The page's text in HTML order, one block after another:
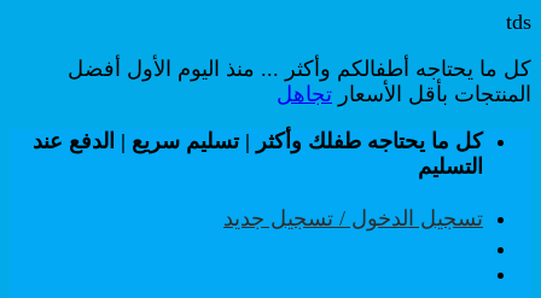
tds
كل ما يحتاجه أطفالكم وأكثر ... منذ اليوم الأول أفضل
المنتجات بأقل الأسعار تجاهل
تخطي
للمحتوى
كل ما يحتاجه طفلك وأكثر | تسليم سريع | الدفع عند
التسليم
تسجيل الدخول / تسجيل جديد